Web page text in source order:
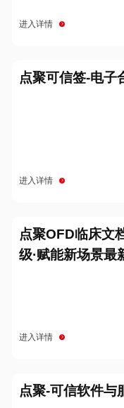
进入详情
点聚可信签-电子
进入详情
点聚OFD临床文
级·赋能新场景最
进入详情
点聚-可信软件与